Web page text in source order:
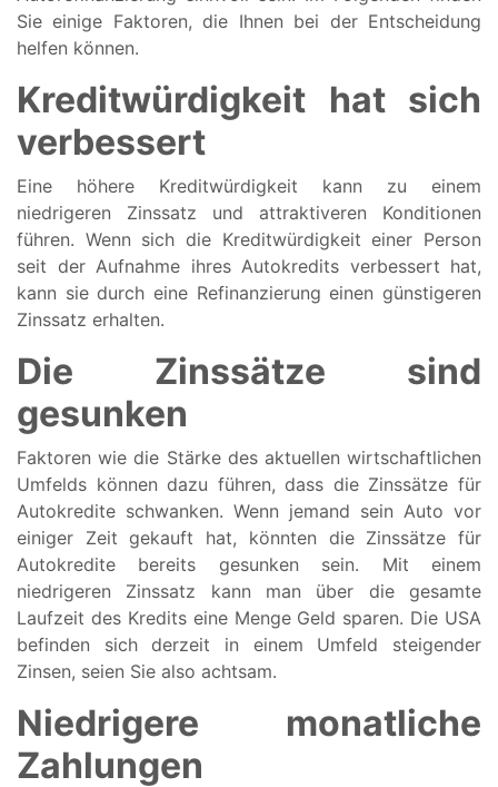
Sie einige Faktoren, die Ihnen bei der Entscheidung
helfen können.
Kreditwürdigkeit hat sich
verbessert
Eine höhere Kreditwürdigkeit kann zu einem
niedrigeren Zinssatz und attraktiveren Konditionen
führen. Wenn sich die Kreditwürdigkeit einer Person
seit der Aufnahme ihres Autokredits verbessert hat,
kann sie durch eine Refinanzierung einen günstigeren
Zinssatz erhalten.
Die Zinssätze sind
gesunken
Faktoren wie die Stärke des aktuellen wirtschaftlichen
Umfelds können dazu führen, dass die Zinssätze für
Autokredite schwanken. Wenn jemand sein Auto vor
einiger Zeit gekauft hat, könnten die Zinssätze für
Autokredite bereits gesunken sein. Mit einem
niedrigeren Zinssatz kann man über die gesamte
Laufzeit des Kredits eine Menge Geld sparen. Die USA
befinden sich derzeit in einem Umfeld steigender
Zinsen, seien Sie also achtsam.
Niedrigere monatliche
Zahlungen